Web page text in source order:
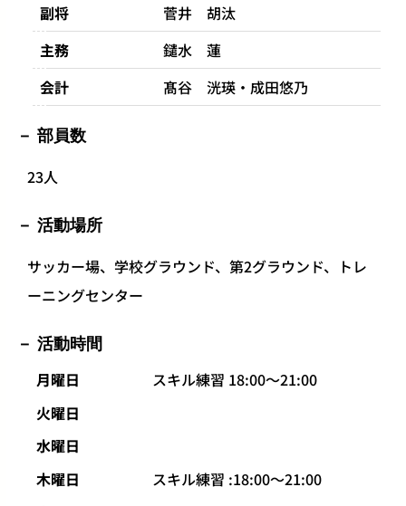
副将
菅井 胡汰
主務
鑓水 蓮
会計
髙谷 洸瑛・成田悠乃
部員数
23人
活動場所
サッカー場、学校グラウンド、第2グラウンド、トレ
ーニングセンター
活動時間
月曜日
スキル練習 18:00〜21:00
火曜日
水曜日
木曜日
スキル練習 :18:00〜21:00